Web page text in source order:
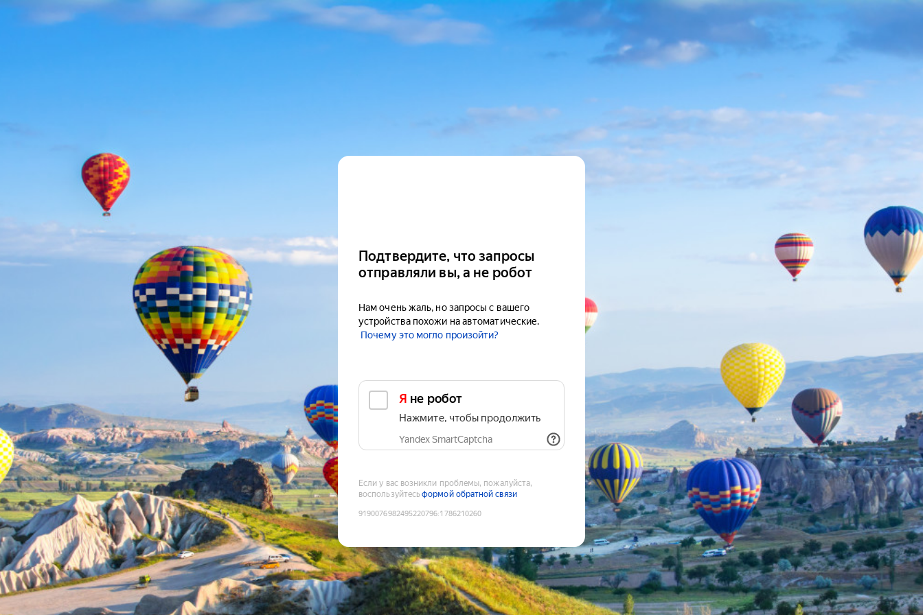
Подтвердите, что запросы
отправляли вы, а не робот
Нам очень жаль, но запросы с вашего
устройства похожи на автоматические.
Почему это могло произойти?
Я не робот
Нажмите, чтобы продолжить
Yandex SmartCaptcha
Если у вас возникли проблемы, пожалуйста,
воспользуйтесьформой обратной связи
9190076982495220796:1786210260